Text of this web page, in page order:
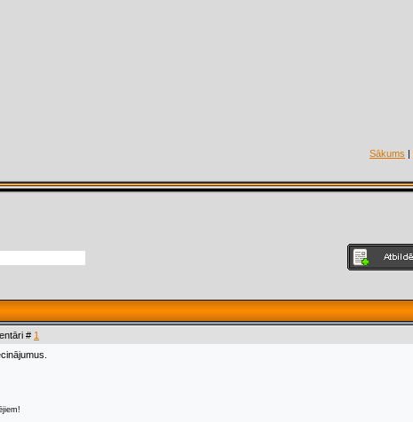
Sākums |
# 1